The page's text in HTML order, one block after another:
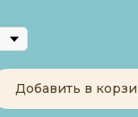
Добавить в